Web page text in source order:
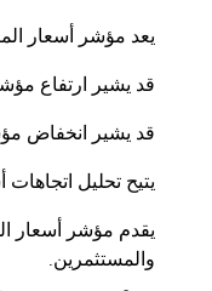
يعد مؤشر أسعار
قد يشير ارتفاع
قد يشير انخفاض
يتيح تحليل
يقدم مؤشر أسعار
والمستثمرين.